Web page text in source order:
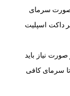
اینصورت سرمای
داکت اسپلیت
نیاز باید
سرمای کافی